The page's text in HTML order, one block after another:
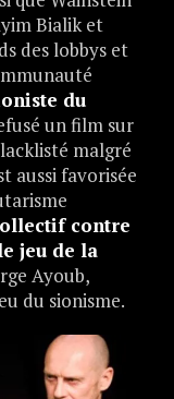
Bialik et
des lobbys et
du
un film sur
malgré
aussi favorisée
contre
jeu de la
Ayoub,
du sionisme.